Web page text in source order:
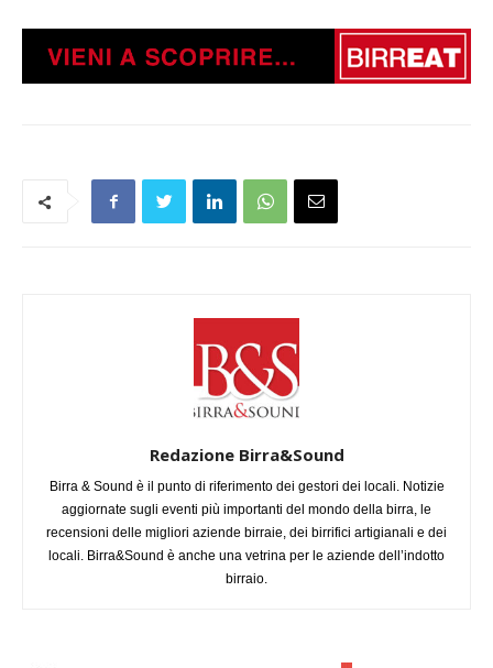
Redazione Birra&Sound
Birra & Sound è il punto di riferimento dei gestori dei locali. Notizie
aggiornate sugli eventi più importanti del mondo della birra, le
recensioni delle migliori aziende birraie, dei birrifici artigianali e dei
locali. Birra&Sound è anche una vetrina per le aziende dell’indotto
birraio.